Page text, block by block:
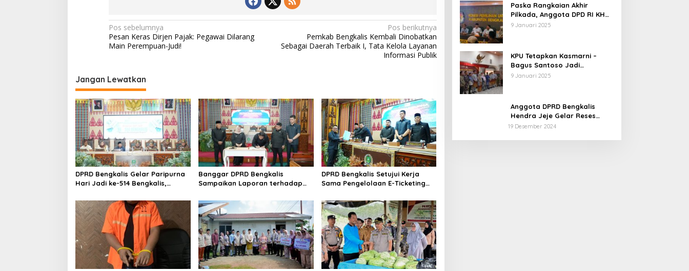
M
u
a
K
e
c
a
m
a
t
a
n
S
a
K
e
N
a
i
g
a
s
i
p
o
s
Pos sebelumnya
Pesan Keras Dirjen Pajak: Pegawai Dilarang
Main Perempuan-Judi!
Pos berikutnya
Pemkab Bengkalis Kembali Dinobatkan
Sebagai Daerah Terbaik I, Tata Kelola Layanan
Informasi Publik
Jangan Lewatkan
DPRD Bengkalis Gelar Paripurna
Hari Jadi ke-514 Bengkalis,
Negeri Junjungan.
Banggar DPRD Bengkalis
Sampaikan Laporan terhadap
Pelaksanaan APBD Tahun
Anggaran 2025
DPRD Bengkalis Setujui Kerja
Sama Pengelolaan E-Ticketing
Paska Rangkaian Akhir
Pilkada, Anggota DPD RI KH
Muhammad Mursyid
9 Januari 2025
KPU Tetapkan Kasmarni –
Bagus Santoso Jadi
Pemenang Pilkada 2024
9 Januari 2025
Anggota DPRD Bengkalis
Hendra Jeje Gelar Reses
Perdana
19 Desember 2024